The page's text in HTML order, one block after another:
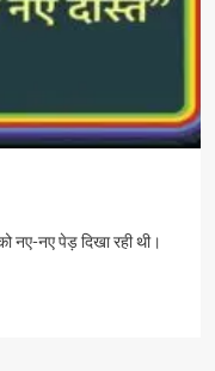
नए-नए पेड़ दिखा रही थी।